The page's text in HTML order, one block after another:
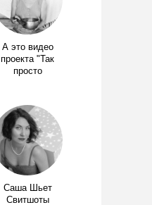
А это видео
проекта "Так
просто
Саша Шьет
Свитшоты